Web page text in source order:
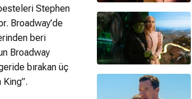
Stephen
Broadway’de
beri
Broadway
bırakan üç
King”.